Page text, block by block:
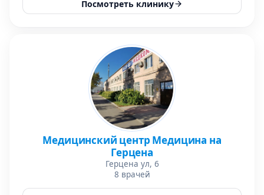
Посмотреть клинику
Медицинский центр Медицина на
Герцена
Герцена ул, 6
8 врачей